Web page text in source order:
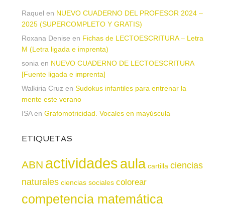
Raquel en NUEVO CUADERNO DEL PROFESOR 2024 –
2025 (SUPERCOMPLETO Y GRATIS)
Roxana Denise en Fichas de LECTOESCRITURA – Letra
M (Letra ligada e imprenta)
sonia en NUEVO CUADERNO DE LECTOESCRITURA
[Fuente ligada e imprenta]
Walkiria Cruz en Sudokus infantiles para entrenar la
mente este verano
ISAen Grafomotricidad. Vocales en mayúscula
ETIQUETAS
ABN actividadesaula cartilla ciencias
naturales ciencias sociales colorear
competencia matemática